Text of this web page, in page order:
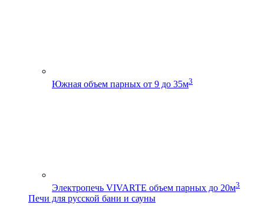
Южная объем парных от 9 до 35м3
Электропечь VIVARTE объем парных до 20м3
Печи для русской бани и сауны